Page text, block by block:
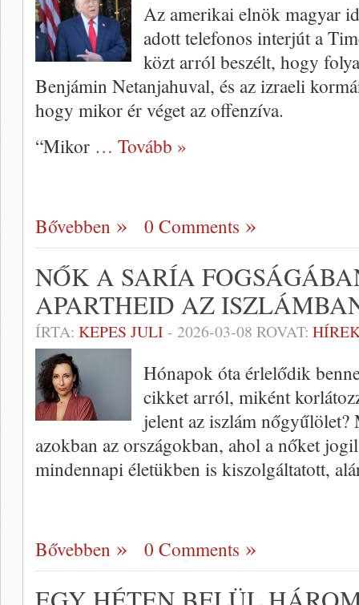
Az amerikai elnök magyar
adott telefonos interjút a
közt arról beszélt, hogy
Benjámin Netanjahuval, és az izraeli
hogy mikor ér véget az offenzíva.
“Mikor … Tovább »
Bővebben 0 Comments
NŐK A SARÍA
APARTHEID AZ
ÍRTA: KEPES JULI - 2026-03-08 ROVAT:
Hónapok óta érlelődik
cikket arról, miként
jelent az iszlám
azokban az országokban, ahol a nőket
mindennapi életükben is kiszolgáltatott,
Bővebben 0 Comments